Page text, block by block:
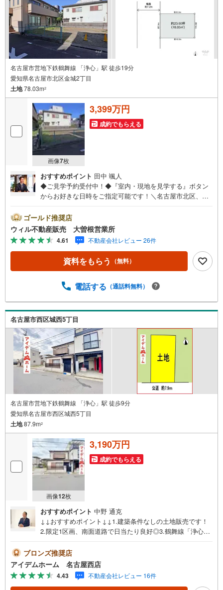
名古屋市営地下鉄鶴舞線 「浄心」駅 徒歩19分
愛知県名古屋市北区金城2丁目
土地78.03m2
画像7枚
3,399万円
成約でもらえる
おすすめポイント 田中 颯人
◆ご見学予約受付中！◆『室内・現地を見学する』ボタン
からお好きな日時をご指定可能です！＼名古屋市北区、守
区、守山区の直接のご売却依頼を数多くいただいている不
動産仲介会社です。ネット上で分かる立地環境はもちろ
ん、過去にお任せいただいたお客様に現地の生の声をもと
に住戸環境を提案致します。＼平日のお住まい探しの方へ/
弊社では平日にご内覧・契約など平日にお住まい探しをさ
れるお客様にサービスをご用意しています。＼お仕事で忙
事前にご予約頂きましたら営業時間外でのご内覧もご対応
動産業者間で不動産情報が共有されているので、名古屋市
全域や、その他隣接エリアでもご内覧が可能です！ 【大曽
根営業所】○地下鉄名城線、JR中央線「大曽根」駅徒歩1分
○お子様が遊べるキッズスペースあり○定休日ございません
ゴールド推奨店
ウィル不動産販売 大曽根営業所
4.61 不動産会社レビュー 26件
資料をもらう （無料）
電話する （通話料無料）
名古屋市西区城西5丁目
名古屋市営地下鉄鶴舞線 「浄心」駅 徒歩9分
愛知県名古屋市西区城西5丁目
土地87.9m2
画像12枚
3,190万円
成約でもらえる
おすすめポイント 中野 通克
↓↓おすすめポイント↓↓1.建築条件なしの土地販売です！
2.限定1区画、南面道路で日当たり良好◎3.鶴舞線「浄心」
環境 *.・*城西小学校まで220m浄心中学校まで1400mセブ
ンイレブンまで230mアオキスーパーまで750m.*・*。*.*。
*・。* □■□■物件のご案内について■□■□＜本日見学OK！
＞希望日時が決まりましたらご相談下さい。年中無休でご
ブロンズ推奨店
アイデムホーム 名古屋西店
4.43 不動産会社レビュー 16件